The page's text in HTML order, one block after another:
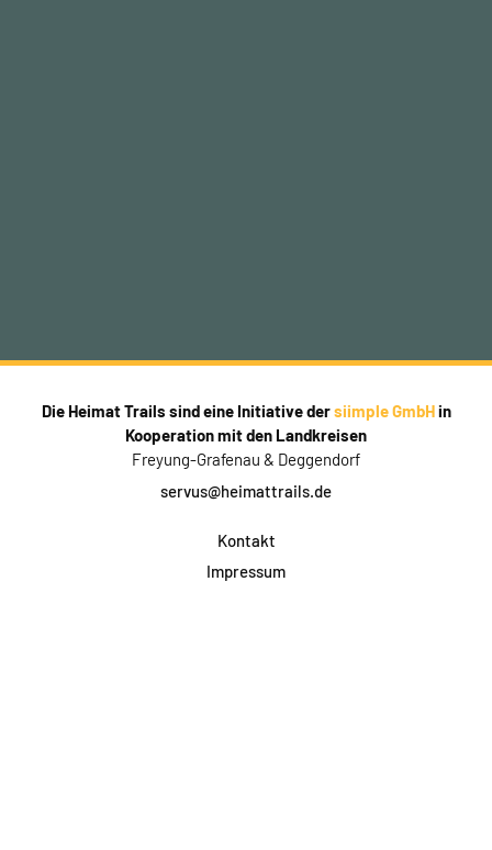
Die Heimat Trails sind eine Initiative dersiimple GmbHin
Kooperation mit den Landkreisen
Freyung-Grafenau & Deggendorf
servus@heimattrails.de
Kontakt
Impressum